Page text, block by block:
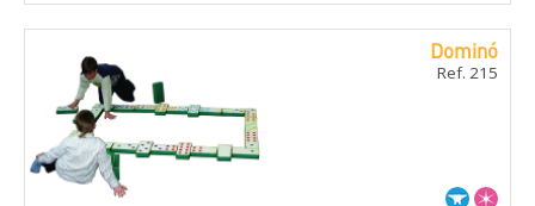
Dominó
Ref. 215